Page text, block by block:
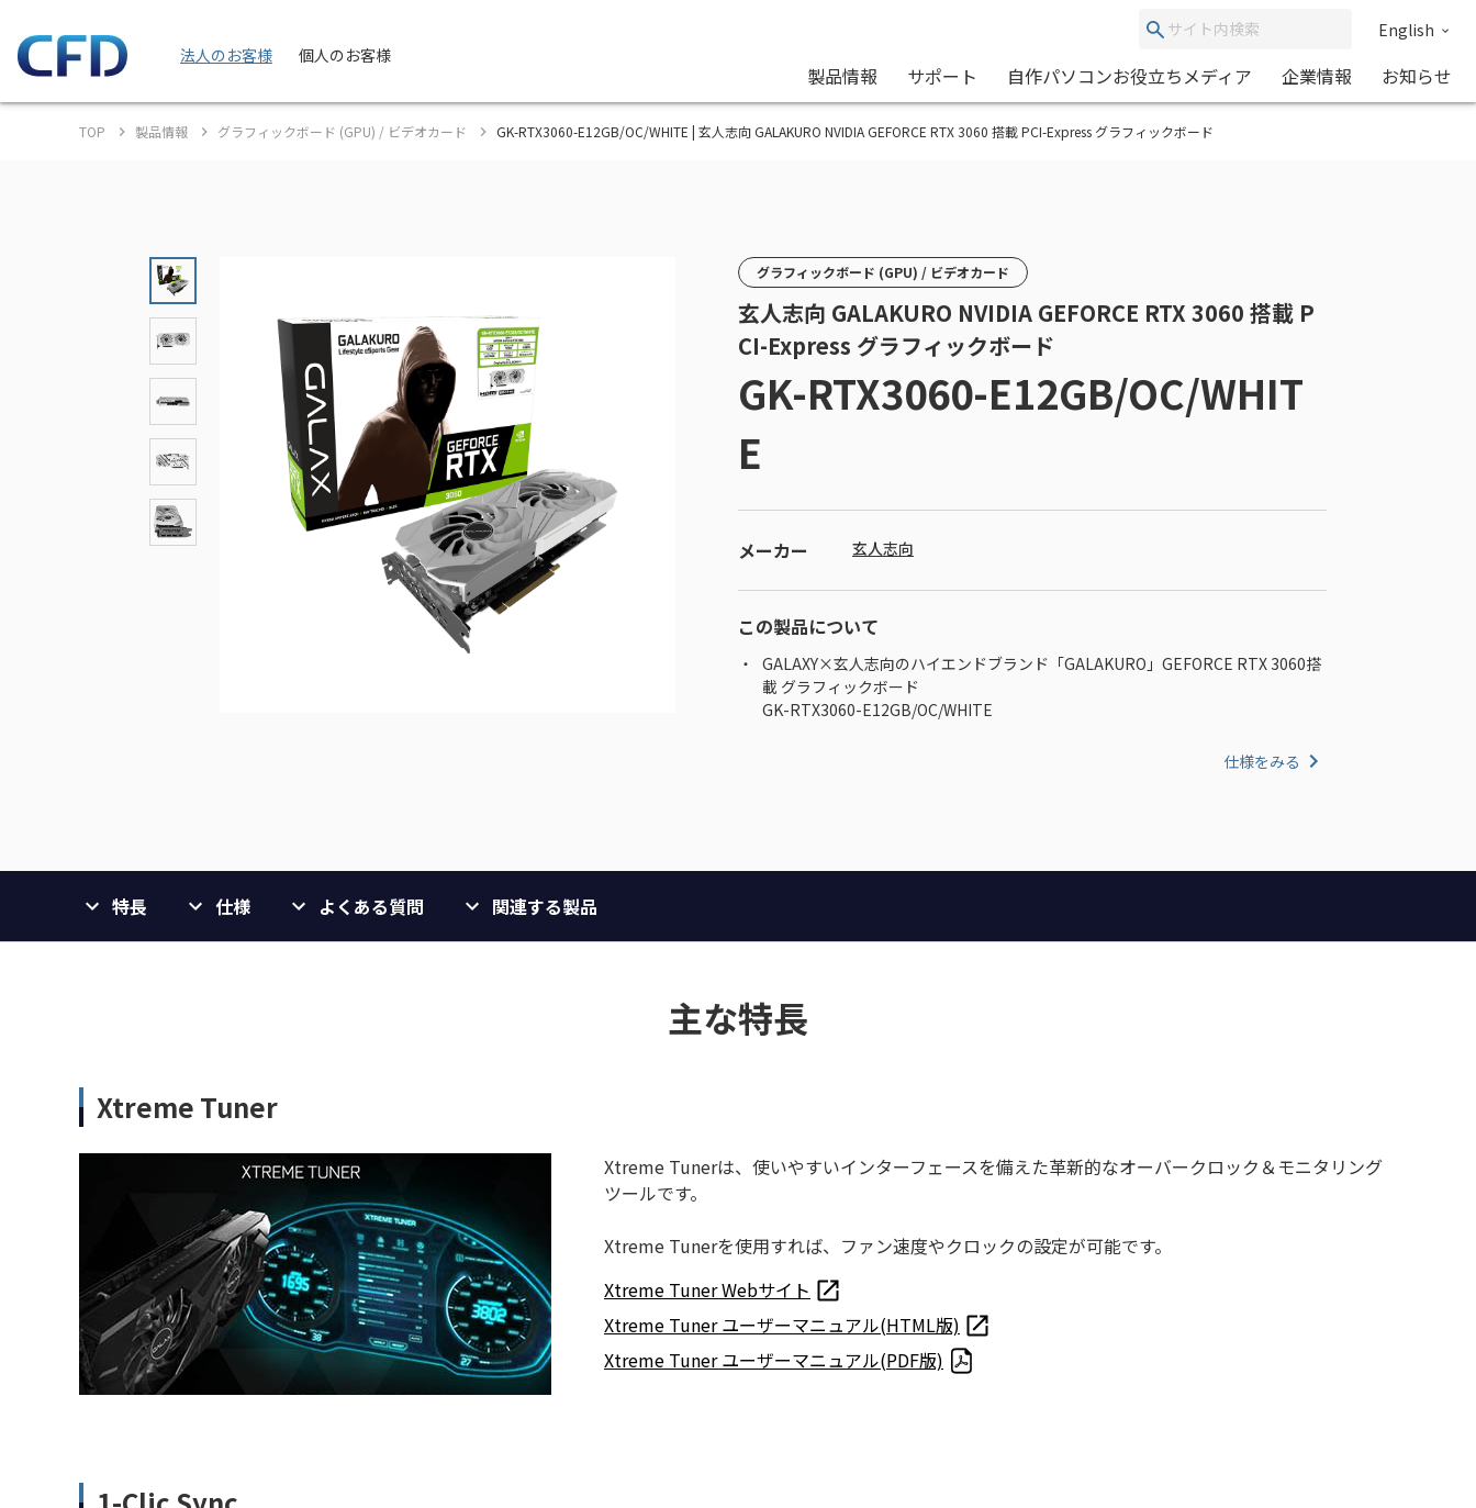
法人のお客様 個人のお客様
English
製品情報 サポート 自作パソコンお役立ちメディア 企業情報 お知らせ
TOP 製品情報 グラフィックボード (GPU) / ビデオカード GK-RTX3060-E12GB/OC/WHITE | 玄人志向 GALAKURO NVIDIA GEFORCE RTX 3060 搭載 PCI-Express グラフィックボード
グラフィックボード (GPU) / ビデオカード
玄人志向 GALAKURO NVIDIA GEFORCE RTX 3060 搭載 P
CI-Express グラフィックボード
GK-RTX3060-E12GB/OC/WHIT
E
メーカー 玄人志向
この製品について
GALAXY×玄人志向のハイエンドブランド「GALAKURO」GEFORCE RTX 3060搭
載 グラフィックボード
GK-RTX3060-E12GB/OC/WHITE
仕様をみる
特長 仕様 よくある質問 関連する製品
主な特長
Xtreme Tuner
Xtreme Tunerは、使いやすいインターフェースを備えた革新的なオーバークロック＆モニタリング
ツールです。
Xtreme Tunerを使用すれば、ファン速度やクロックの設定が可能です。
Xtreme Tuner Webサイト
Xtreme Tuner ユーザーマニュアル(HTML版)
Xtreme Tuner ユーザーマニュアル(PDF版)